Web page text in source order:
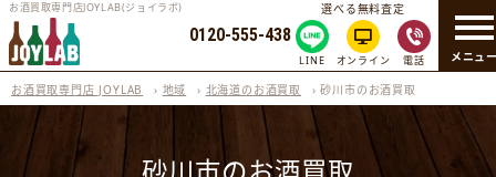
メニュ
お酒買取専門店JOYLAB(ジョイラボ)
0120-555-438
選べる無料査定
LINE オンライン 電話
お酒買取専門店 JOYLAB › 地域 › 北海道のお酒買取 ›砂川市のお酒買取